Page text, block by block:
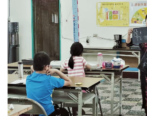
真：+886-2-2239-3813 捐款協助 聯絡電話：+886-2-2239-
3809/傳真：+886-2-8230-0120 會務行政、企業合作 聯絡
地址：115002…